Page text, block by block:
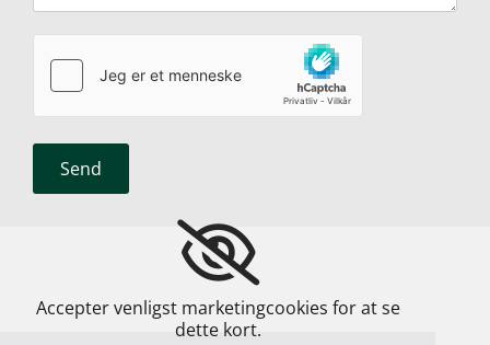
Accepter venligst marketingcookies for at se
dette kort.